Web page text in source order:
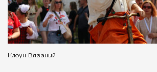
Клоун Вязаный